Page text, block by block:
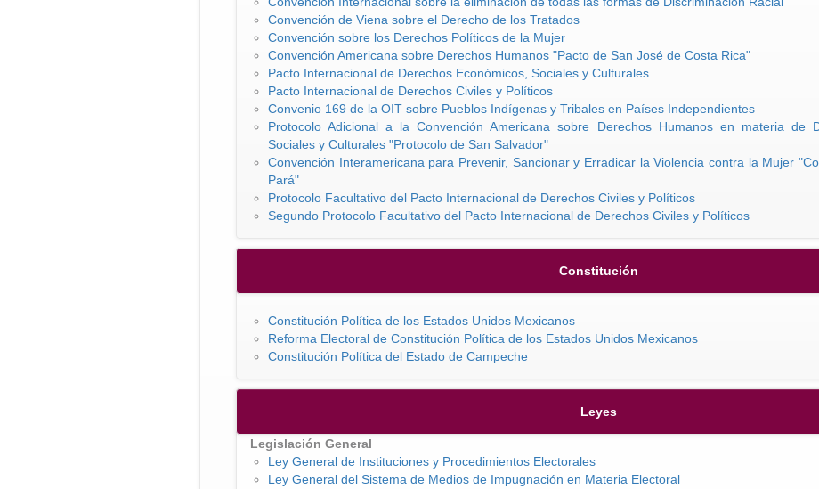
Convención de Viena sobre el Derecho de los Tratados
Convención sobre los Derechos Políticos de la Mujer
Convención Americana sobre Derechos Humanos "Pacto de San José de Costa Rica"
Pacto Internacional de Derechos Económicos, Sociales y Culturales
Pacto Internacional de Derechos Civiles y Políticos
Convenio 169 de la OIT sobre Pueblos Indígenas y Tribales en Países Independientes
Protocolo Adicional a la Convención Americana sobre Derechos Humanos en materia de
Sociales y Culturales "Protocolo de San Salvador"
Convención Interamericana para Prevenir, Sancionar y Erradicar la Violencia contra la Mujer
Pará"
Protocolo Facultativo del Pacto Internacional de Derechos Civiles y Políticos
Segundo Protocolo Facultativo del Pacto Internacional de Derechos Civiles y Políticos
Constitución
Constitución Política de los Estados Unidos Mexicanos
Reforma Electoral de Constitución Política de los Estados Unidos Mexicanos
Constitución Política del Estado de Campeche
Leyes
Legislación General
Ley General de Instituciones y Procedimientos Electorales
Ley General del Sistema de Medios de Impugnación en Materia Electoral